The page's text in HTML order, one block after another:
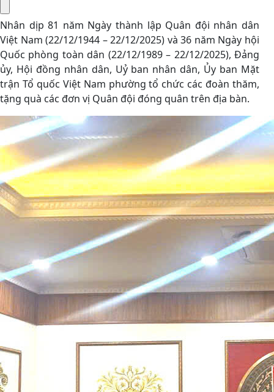
Nhân dịp 81 năm Ngày thành lập Quân đội nhân dân
Việt Nam (22/12/1944 – 22/12/2025) và 36 năm Ngày hội
Quốc phòng toàn dân (22/12/1989 – 22/12/2025), Đảng
ủy, Hội đồng nhân dân, Uỷ ban nhân dân, Ủy ban Mặt
trận Tổ quốc Việt Nam phường tổ chức các đoàn thăm,
tặng quà các đơn vị Quân đội đóng quân trên địa bàn.